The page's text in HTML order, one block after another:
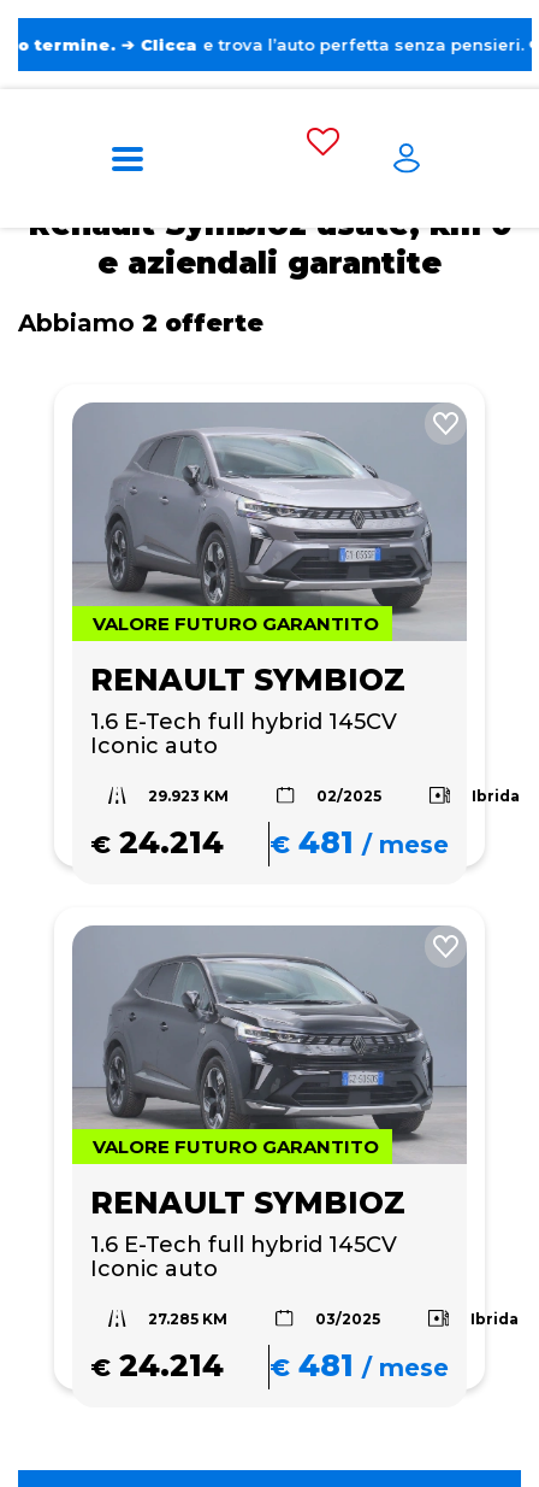
➔ Clicca e trova l’auto perfetta senza pensieri. ❤️
Home Symbioz
Renault Symbioz usate, km 0
e aziendali garantite
Abbiamo 2 offerte
VALORE FUTURO GARANTITO
RENAULT SYMBIOZ
1.6 E-Tech full hybrid 145CV
Iconic auto
29.923 KM 02/2025 Ibrida
€ 24.214 € 481 /mese
VALORE FUTURO GARANTITO
RENAULT SYMBIOZ
1.6 E-Tech full hybrid 145CV
Iconic auto
27.285 KM 03/2025 Ibrida
€ 24.214 € 481 /mese